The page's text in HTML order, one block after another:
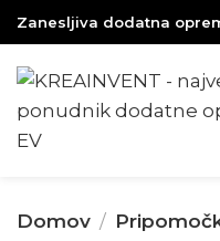
Zanesljiva dodatna
Domov